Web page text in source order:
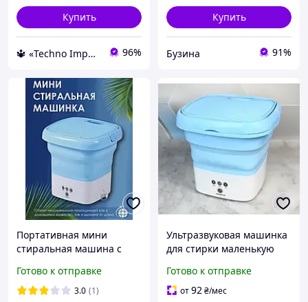
Купить
🔱 «Techno Imperia» Компетентность! Качество товара! Быстрая отправка! ✅ 96%
Купить
Бузина 91%
Портативная мини
стиральная машина с
детей Ультразвуковая
машинка для стирки
Готово к отправке
3.0 (1)
Ультразвуковая машинка
для стирки маленькую
дачи складная
стиральная машина
Готово к отправке
от92₴/мес